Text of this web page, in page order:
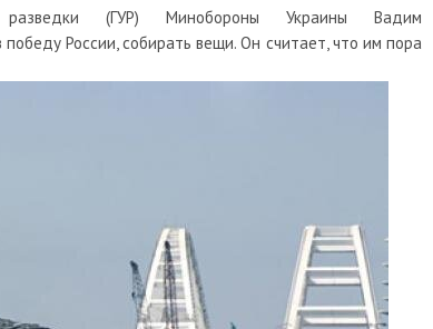
разведки (ГУР) Минобороны Украины Вадим
России, собирать вещи. Он считает, что им пора